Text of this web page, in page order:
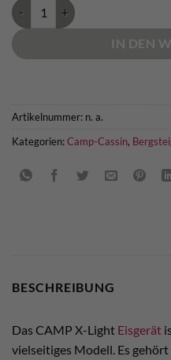
CAMP X-Light Eisgerät Menge
IN DEN
Artikelnummer: n. a.
Kategorien:Camp-Cassin,
BESCHREIBUNG
Das CAMP X-Light Eisgerät
vielseitiges Modell. Es